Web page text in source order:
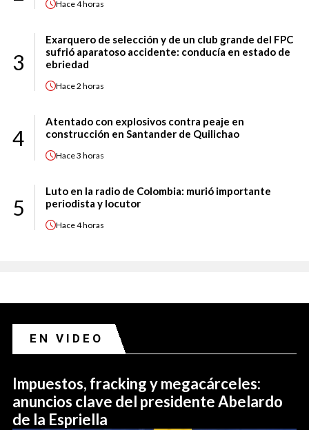
Hace4 horas
3
Exarquero de selección y de un club grande del FPC
sufrió aparatoso accidente: conducía en estado de
ebriedad
Hace2 horas
4
Atentado con explosivos contra peaje en
construcción en Santander de Quilichao
Hace3 horas
5
Luto en la radio de Colombia: murió importante
periodista y locutor
Hace4 horas
EN VIDEO
Impuestos, fracking y megacárceles:
anuncios clave del presidente Abelardo
de la Espriella